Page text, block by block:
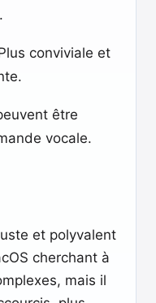
conviviale et
être
vocale.
et polyvalent
cherchant à
mais il